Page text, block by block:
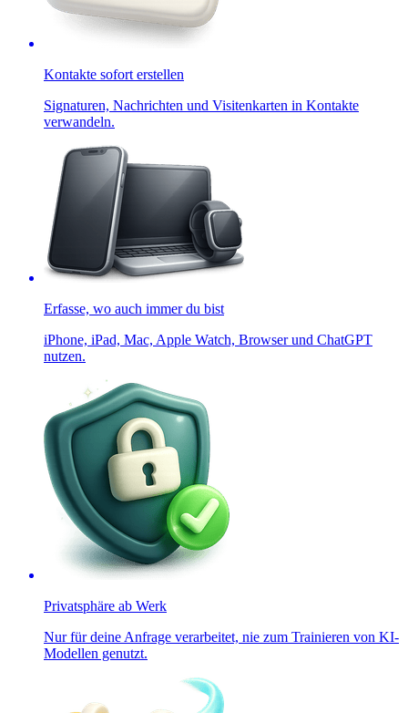
Kontakte sofort erstellen
Signaturen, Nachrichten und Visitenkarten in Kontakte
verwandeln.
Erfasse, wo auch immer du bist
iPhone, iPad, Mac, Apple Watch, Browser und ChatGPT
nutzen.
Privatsphäre ab Werk
Nur für deine Anfrage verarbeitet, nie zum Trainieren von KI-
Modellen genutzt.